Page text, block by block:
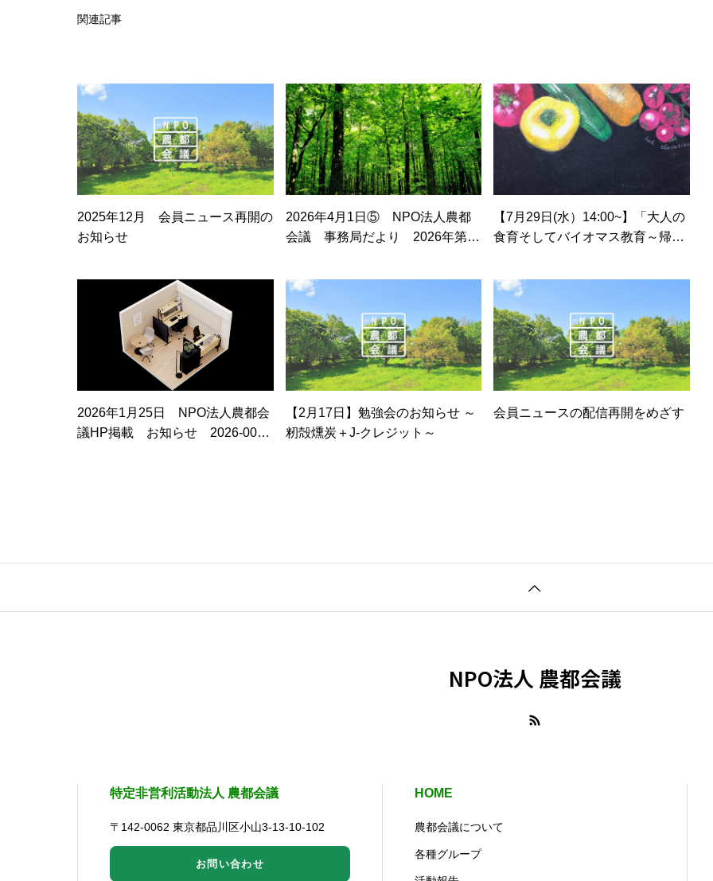
関連記事
2025年12月 会員ニュース再開の
お知らせ
2026年4月1日⑤ NPO法人農都
会議 事務局だより 2026年第1
は、当面の間休会とすることが承
認された。
【7月29日(水）14:00~】「大人の
食育そしてバイオマス教育～帰り
う～」勉強会のご案内
2026年1月25日 NPO法人農都会
議HP掲載 お知らせ 2026-002
【2月17日】勉強会のお知らせ ～
籾殻燻炭＋J-クレジット～
会員ニュースの配信再開をめざす
NPO法人 農都会議
特定非営利活動法人 農都会議
〒142-0062 東京都品川区小山3-13-10-102
お問い合わせ
HOME
農都会議について
各種グループ